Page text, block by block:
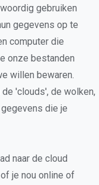
gebruiken
gegevens op te
computer die
onze bestanden
willen bewaren.
'clouds', de wolken,
die je
naar de cloud
je nou online of